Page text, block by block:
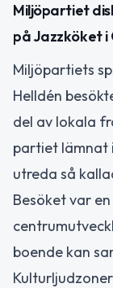
Miljöpartiet
på Jazzköket i
Miljöpartiets
Helldén
del av lokala
partiet lämnat
utreda så
Besöket var
boende kan